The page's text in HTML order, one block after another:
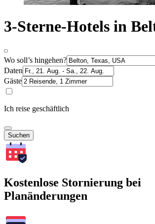
3-Sterne-Hotels in
Wo soll’s hingehen?
Daten
Gäste
Ich reise geschäftlich
Suchen
Kostenlose Stornierung bei
Planänderungen